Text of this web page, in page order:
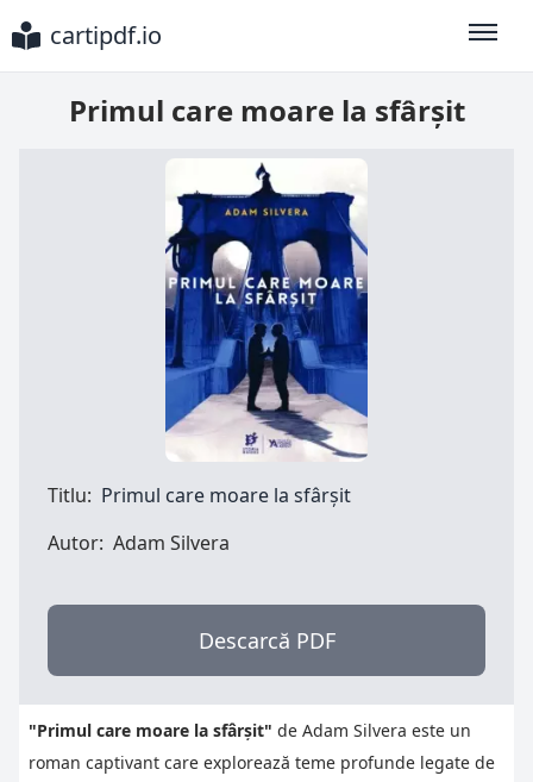
cartipdf.io
Primul care moare la sfârşit
Titlu: Primul care moare la sfârşit
Autor: Adam Silvera
Descarcă PDF
"Primul care moare la sfârșit" de Adam Silvera este un
roman captivant care explorează teme profunde legate de